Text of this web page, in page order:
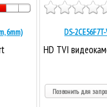
6mm) DS-
HD TVI
Позвонить для